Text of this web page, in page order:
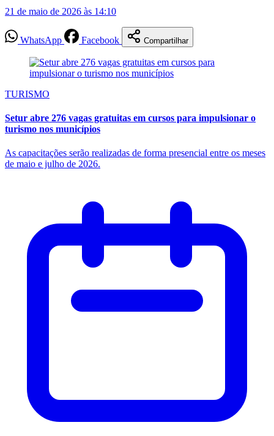
21 de maio de 2026 às 14:10
WhatsApp Facebook Compartilhar
TURISMO
Setur abre 276 vagas gratuitas em cursos para impulsionar o
turismo nos municípios
As capacitações serão realizadas de forma presencial entre os meses
de maio e julho de 2026.